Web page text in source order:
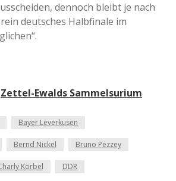
dennoch bleibt je nach
deutsches Halbfinale im
Zettel-Ewalds Sammelsurium
Bayer Leverkusen
Bernd Nickel Bruno Pezzey
Körbel DDR